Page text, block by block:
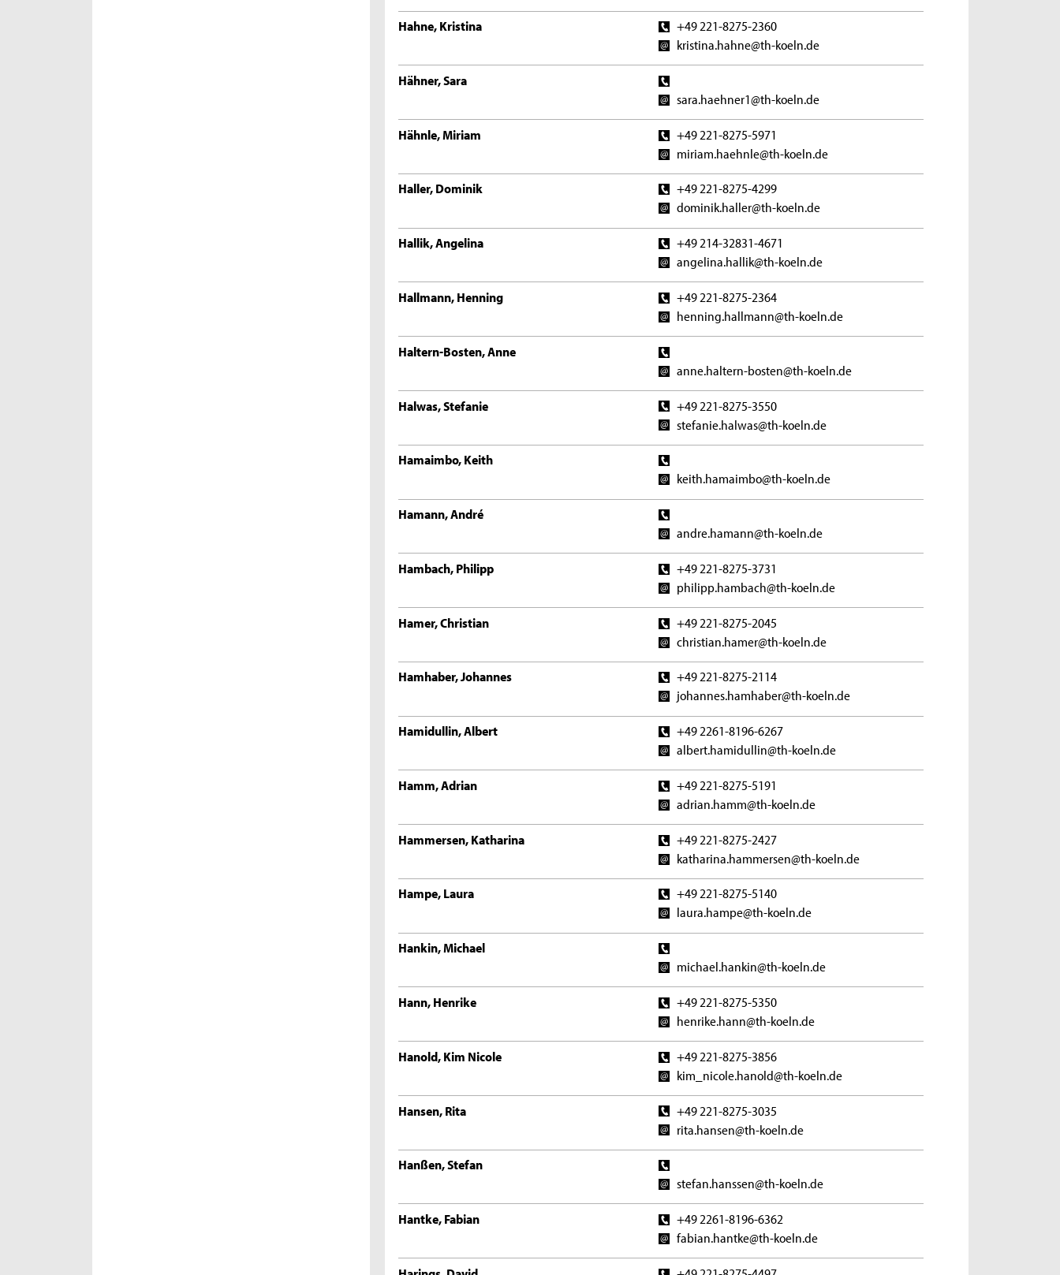
Hahne, Kristina
+49 221-8275-2360
kristina.hahne@th-koeln.de
Hähner, Sara
sara.haehner1@th-koeln.de
Hähnle, Miriam
+49 221-8275-5971
miriam.haehnle@th-koeln.de
Haller, Dominik
+49 221-8275-4299
dominik.haller@th-koeln.de
Hallik, Angelina
+49 214-32831-4671
angelina.hallik@th-koeln.de
Hallmann, Henning
+49 221-8275-2364
henning.hallmann@th-koeln.de
Haltern-Bosten, Anne
anne.haltern-bosten@th-koeln.de
Halwas, Stefanie
+49 221-8275-3550
stefanie.halwas@th-koeln.de
Hamaimbo, Keith
keith.hamaimbo@th-koeln.de
Hamann, André
andre.hamann@th-koeln.de
Hambach, Philipp
+49 221-8275-3731
philipp.hambach@th-koeln.de
Hamer, Christian
+49 221-8275-2045
christian.hamer@th-koeln.de
Hamhaber, Johannes
+49 221-8275-2114
johannes.hamhaber@th-koeln.de
Hamidullin, Albert
+49 2261-8196-6267
albert.hamidullin@th-koeln.de
Hamm, Adrian
+49 221-8275-5191
adrian.hamm@th-koeln.de
Hammersen, Katharina
+49 221-8275-2427
katharina.hammersen@th-koeln.de
Hampe, Laura
+49 221-8275-5140
laura.hampe@th-koeln.de
Hankin, Michael
michael.hankin@th-koeln.de
Hann, Henrike
+49 221-8275-5350
henrike.hann@th-koeln.de
Hanold, Kim Nicole
+49 221-8275-3856
kim_nicole.hanold@th-koeln.de
Hansen, Rita
+49 221-8275-3035
rita.hansen@th-koeln.de
Hanßen, Stefan
stefan.hanssen@th-koeln.de
Hantke, Fabian
+49 2261-8196-6362
fabian.hantke@th-koeln.de